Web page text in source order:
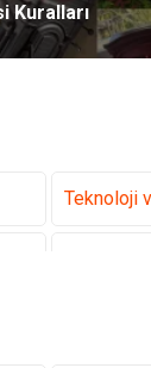
Kuralları
Teknoloji